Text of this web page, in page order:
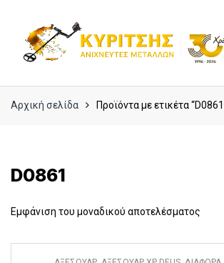
navigation
content
Αρχική σελίδα Προϊόντα με ετικέτα
D0861
Εμφάνιση του μοναδικού αποτελέσματος